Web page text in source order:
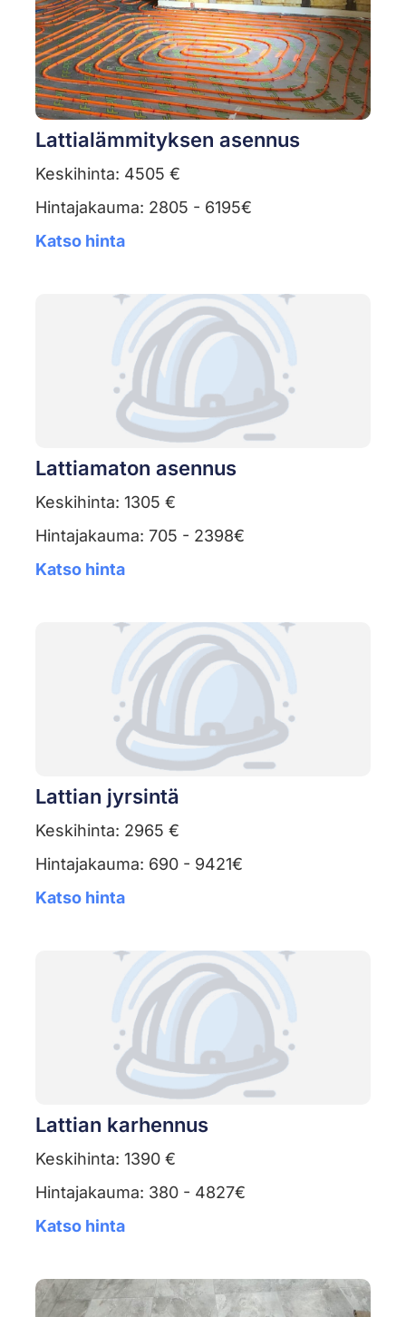
Lattialämmityksen asennus
Keskihinta: 4505 €
Hintajakauma: 2805 - 6195€
Katso hinta
Lattiamaton asennus
Keskihinta: 1305 €
Hintajakauma: 705 - 2398€
Katso hinta
Lattian jyrsintä
Keskihinta: 2965 €
Hintajakauma: 690 - 9421€
Katso hinta
Lattian karhennus
Keskihinta: 1390 €
Hintajakauma: 380 - 4827€
Katso hinta